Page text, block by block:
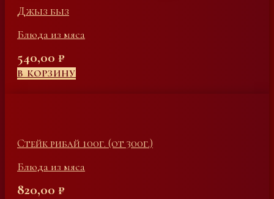
Джыз быз
Блюда из мяса
540,00 ₽
В КОРЗИНУ
Стейк рибай 100г. (от 300г.)
Блюда из мяса
820,00 ₽